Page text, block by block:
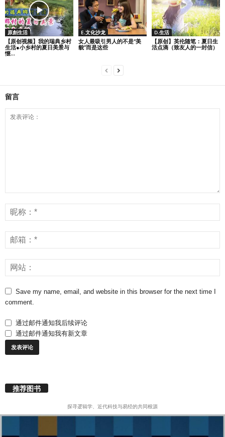
原創生活
【原创视频】我的瑞典乡村
生活●小乡村的夏日美景与
惬...
E.文化沙龙
女人最吸引男人的不是“美
貌”而是这些
D.生活
【原创】英伦随笔：夏日生
活点滴（致友人的一封信）
留言
Save my name, email, and website in this browser for the next time I
comment.
通过邮件通知我后续评论
通过邮件通知我有新文章
推荐图书
探寻逻辑学、近代科技与易经的共同根源